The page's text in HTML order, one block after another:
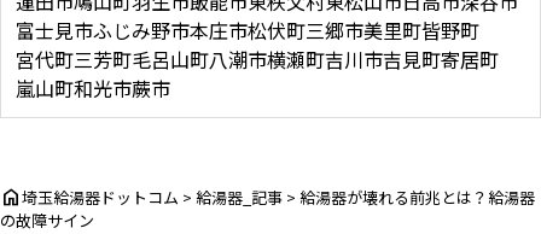
富士見市ふじみ野市本庄市松伏町三郷市美里町皆野町
宮代町三芳町毛呂山町八潮市横瀬町吉川市吉見町寄居町
嵐山町和光市蕨市
home埼玉給湯器ドットコム > 給湯器_記事 > 給湯器が壊れる前兆とは？給湯器
の故障サイン